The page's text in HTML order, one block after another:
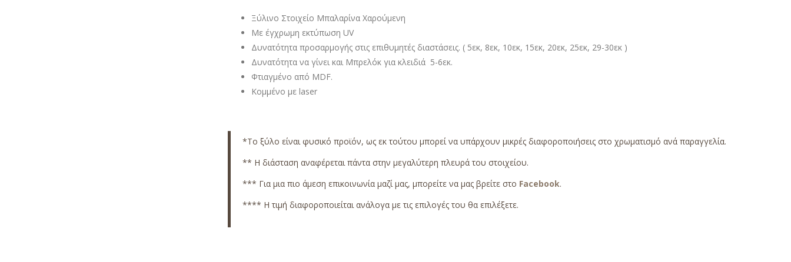
Ξύλινο Στοιχείο Μπαλαρίνα Χαρούμενη
Με έγχρωμη εκτύπωση UV
Δυνατότητα προσαρμογής στις επιθυμητές διαστάσεις. ( 5εκ, 8εκ, 10εκ, 15εκ, 20εκ, 25εκ, 29-30εκ )
Δυνατότητα να γίνει και Μπρελόκ για κλειδιά 5-6εκ.
Φτιαγμένο από MDF.
Κομμένο με laser
*Το ξύλο είναι φυσικό προϊόν, ως εκ τούτου μπορεί να υπάρχουν μικρές διαφοροποιήσεις στο χρωματισμό ανά παραγγελία.
** Η διάσταση αναφέρεται πάντα στην μεγαλύτερη πλευρά του στοιχείου.
*** Για μια πιο άμεση επικοινωνία μαζί μας, μπορείτε να μας βρείτε στο Facebook.
**** Η τιμή διαφοροποιείται ανάλογα με τις επιλογές του θα επιλέξετε.